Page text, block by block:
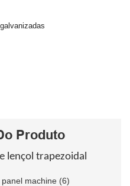
Produto
lençol trapezoidal